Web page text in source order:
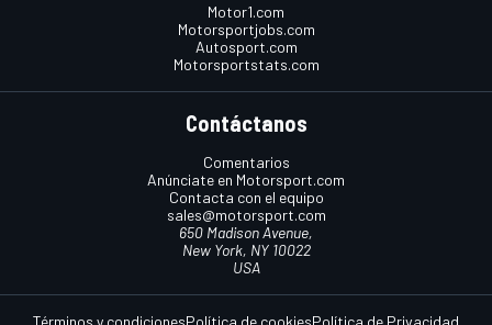
Motor1.com
Motorsportjobs.com
Autosport.com
Motorsportstats.com
Contáctanos
Comentarios
Anúnciate en Motorsport.com
Contacta con el equipo
sales@motorsport.com
650 Madison Avenue,
New York, NY 10022
USA
Términos y condicionesPolítica de cookiesPolítica de Privacidad